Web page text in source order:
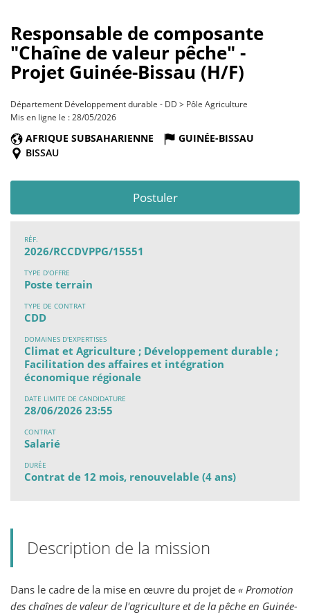
Responsable de composante
"Chaîne de valeur pêche" -
Projet Guinée-Bissau (H/F)
Département Développement durable - DD > Pôle Agriculture
Mis en ligne le : 28/05/2026
AFRIQUE SUBSAHARIENNE
GUINÉE-BISSAU
BISSAU
Postuler
RÉF.
2026/RCCDVPPG/15551
TYPE D'OFFRE
Poste terrain
TYPE DE CONTRAT
CDD
DOMAINES D'EXPERTISES
Climat et Agriculture ; Développement durable ;
Facilitation des affaires et intégration
économique régionale
DATE LIMITE DE CANDIDATURE
28/06/2026 23:55
CONTRAT
Salarié
DURÉE
Contrat de 12 mois, renouvelable (4 ans)
Description de la mission
Dans le cadre de la mise en œuvre du projet de « Promotion
des chaînes de valeur de l'agriculture et de la pêche en Guinée-